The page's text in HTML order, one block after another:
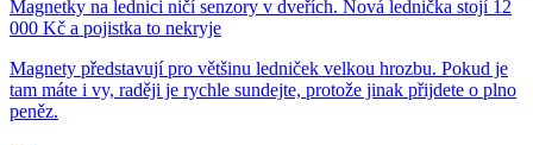
Magnetky na lednici ničí senzory v dveřích. Nová lednička stojí 12
000 Kč a pojistka to nekryje
Magnety představují pro většinu ledniček velkou hrozbu. Pokud je
tam máte i vy, raději je rychle sundejte, protože jinak přijdete o plno
peněz.